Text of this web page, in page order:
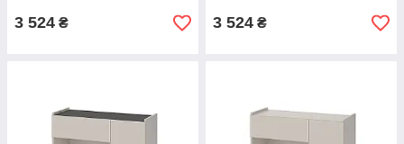
3 524 ₴ 3 524 ₴